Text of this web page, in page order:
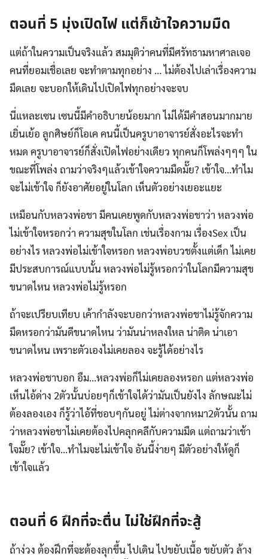
ตอนที่ 5 มุ่งเปิดไฟ แต่ก็เข้าใจความมืด
แต่ถ้าในความเป็นจริงแล้ว สมมุติว่าคนที่มีศรัทธามหาศาลเจอ
คนที่ยอมเชื่อเลย จะทำตามทุกอย่าง … ไม่ต้องไปเล่าเรื่องความ
มืดเลย จะบอกให้เดินไปเปิดไฟทุกอย่างจะจบ
นี่แหละเซน เซนนี้มีคำอธิบายน้อยมาก ไม่ได้มีคำสอนมากมาย
เยิ่นเย้อ ลูกศิษย์ก็โอเค คนนี้เป็นครูบาอาจารย์สั่งอะไรจะทำ
หมด ครูบาอาจารย์ก็สั่งเปิดไฟอย่างเดียว ทุกคนก็โพล่งๆๆๆ ใน
ขณะที่โพล่ง ถามว่าจริงๆแล้วเข้าใจความมืดมั๊ย? เข้าใจ…ทำไม
จะไม่เข้าใจ ก็ยังอาศัยอยู่ในโลก เห็นตัวอย่างเยอะแยะ
เหมือนกับหลวงพ่อชา มีคนเคยพูดกับหลวงพ่อชาว่า หลวงพ่อ
ไม่เข้าใจหรอกว่า ความสุขในโลก เช่นเรื่องกาม เรื่องSex เป็น
อย่างไร หลวงพ่อไม่เข้าใจหรอก หลวงพ่อบวชตั้งแต่เด็ก ไม่เคย
มีประสบการณ์แบบนั้น หลวงพ่อไม่รู้หรอกว่าในโลกมีความสุข
ขนาดไหน หลวงพ่อไม่รู้หรอก
ถ้าจะเปรียบเทียบ เค้ากำลังจะบอกว่าหลวงพ่อชาไม่รู้จักความ
มืดหรอกว่ามันดีขนาดไหน ว่ามันน่าหลงใหล น่าติด น่าเอา
ขนาดไหน เพราะตัวเองไม่เคยลอง จะรู้ได้อย่างไร
หลวงพ่อชาบอก อืม…หลวงพ่อก็ไม่เคยลองหรอก แต่หลวงพ่อ
เห็นไอ้ด่าง 2ตัวนั้นบ่อยๆก็เข้าใจได้ว่ามันเป็นยังไง ลักษณะไม่
ต้องลองเอง ก็รู้ว่าไอ้ที่ชอบๆกันอยู่ ไม่ต่างจากหมา2ตัวนั้น ถาม
ว่าหลวงพ่อชาไม่เคยต้องไปคลุกคลีกับความมืด แต่ถามว่าเข้า
ใจมั๊ย? เข้าใจ…ทำไมจะไม่เข้าใจ อันนี้ง่ายๆ มีตัวอย่างให้ดูก็
เข้าใจแล้ว
ตอนที่ 6 ฝึกที่จะตื่น ไม่ใช่ฝึกที่จะสู้
ถ้าง่วง ต้องฝึกที่จะต้องลุกขึ้น ไปเดิน ไปขยับเนื้อ ขยับตัว ล้าง